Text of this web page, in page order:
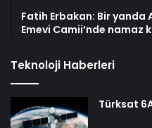
Fatih Erbakan: Bir yanda
Emevi Camii’nde namaz
Teknoloji Haberleri
Türksat